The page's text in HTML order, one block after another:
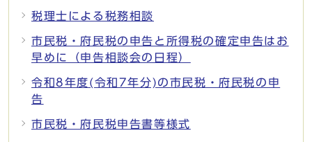
税理士による税務相談
市民税・府民税の申告と所得税の確定申告はお
早めに（申告相談会の日程）
令和8年度(令和7年分)の市民税・府民税の申
告
市民税・府民税申告書等様式